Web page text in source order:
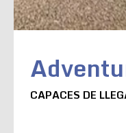
CAPACES DE